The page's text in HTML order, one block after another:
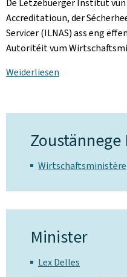
De Lëtzebuerger Institut
Accreditatioun, der
Servicer (ILNAS) ass eng
Autoritéit vum
Weiderliesen
Wirtschaftsministère
Minister
Lex Delles